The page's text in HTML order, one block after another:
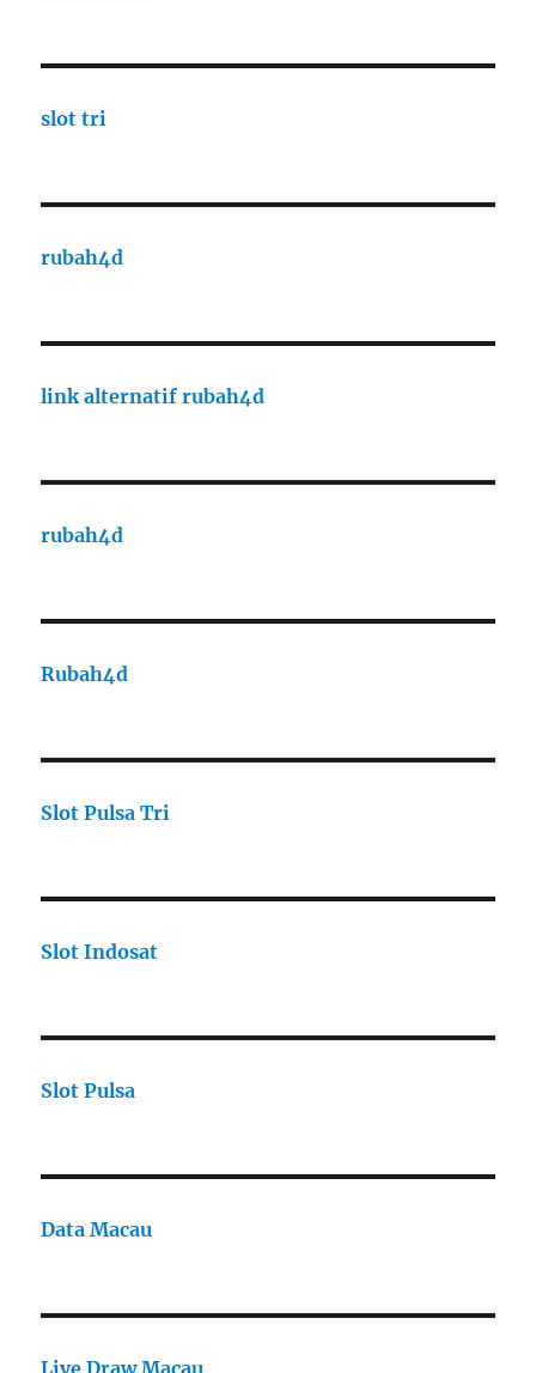
slot tri
rubah4d
link alternatif rubah4d
rubah4d
Rubah4d
Slot Pulsa Tri
Slot Indosat
Slot Pulsa
Data Macau